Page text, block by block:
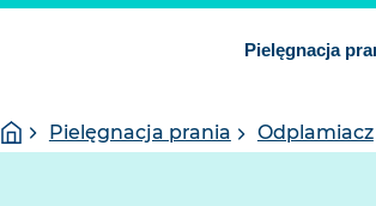
Pielęgnacja
You
are
Homepage
Pielęgnacja prania Odplamiacz